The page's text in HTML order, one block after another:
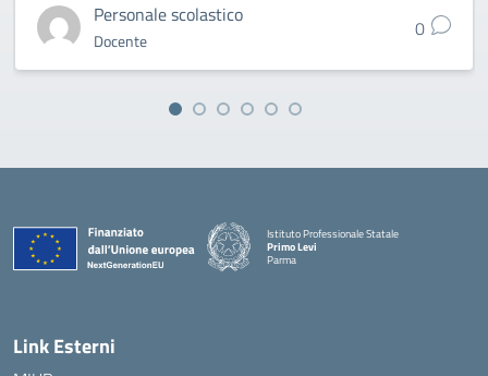
Personale scolastico
Docente 0
Istituto Professionale Statale
Primo Levi
Parma
Link Esterni